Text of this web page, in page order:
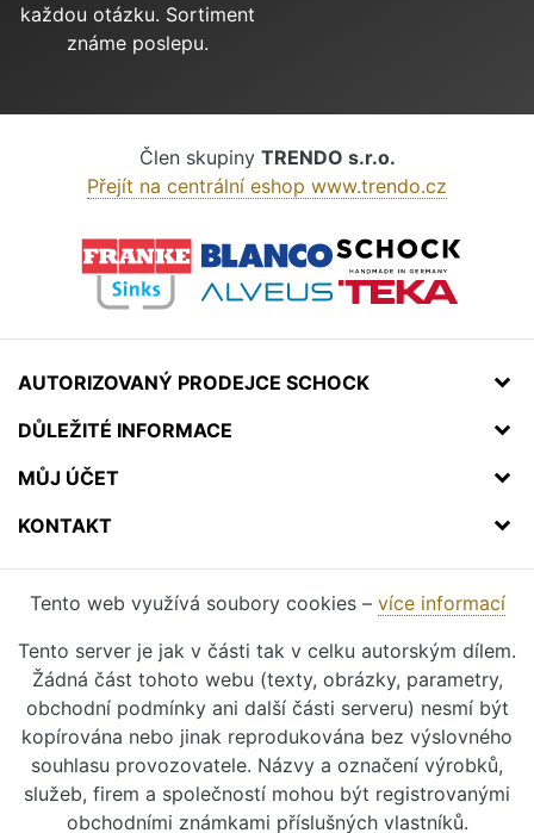
každou otázku. Sortiment
známe poslepu.
Člen skupiny TRENDO s.r.o.
Přejít na centrální eshop www.trendo.cz
AUTORIZOVANÝ PRODEJCE SCHOCK
DŮLEŽITÉ INFORMACE
MŮJ ÚČET
KONTAKT
Tento web využívá soubory cookies – více informací
Tento server je jak v části tak v celku autorským dílem.
Žádná část tohoto webu (texty, obrázky, parametry,
obchodní podmínky ani další části serveru) nesmí být
kopírována nebo jinak reprodukována bez výslovného
souhlasu provozovatele. Názvy a označení výrobků,
služeb, firem a společností mohou být registrovanými
obchodními známkami příslušných vlastníků.